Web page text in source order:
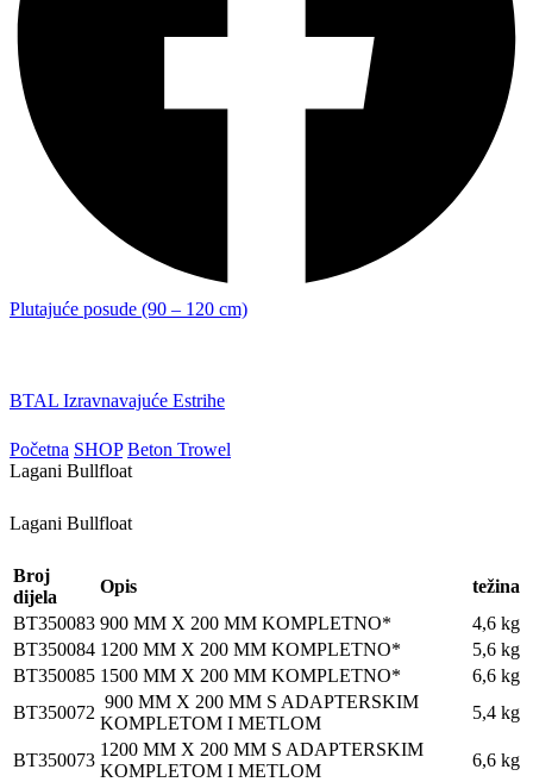
Plutajuće posude (90 – 120 cm)
BTAL Izravnavajuće Estrihe
Početna SHOP Beton Trowel
Lagani Bullfloat
Lagani Bullfloat
Broj
dijela
Opis
težina
BT350083 900 MM X 200 MM KOMPLETNO*
4,6 kg
BT350084 1200 MM X 200 MM KOMPLETNO*
5,6 kg
BT350085 1500 MM X 200 MM KOMPLETNO*
6,6 kg
BT350072
900 MM X 200 MM S ADAPTERSKIM
KOMPLETOM I METLOM
5,4 kg
BT350073
1200 MM X 200 MM S ADAPTERSKIM
KOMPLETOM I METLOM
6,6 kg